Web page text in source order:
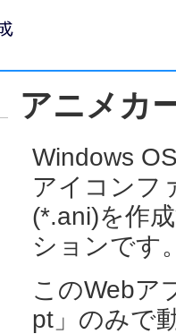
アニメカ
Windows
アイコンフ
(*.ani)を作
ションです
このWebア
pt」のみで